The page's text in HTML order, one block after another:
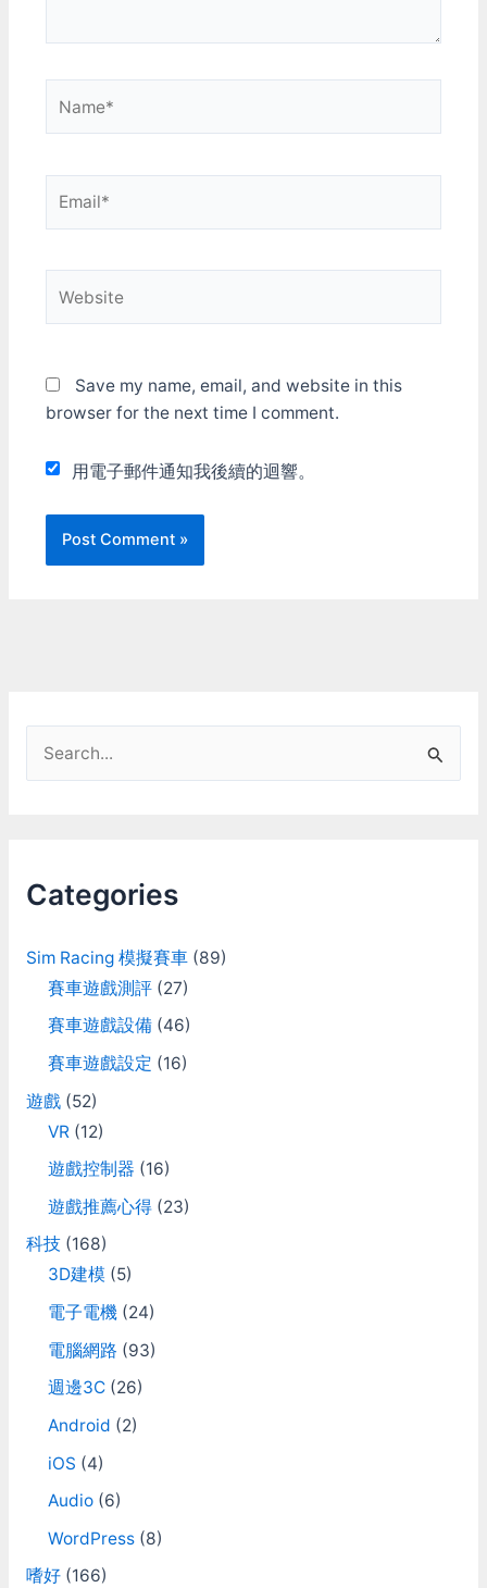
Save my name, email, and website in this
browser for the next time I comment.
用電子郵件通知我後續的迴響。
e
h
Categories
Sim Racing 模擬賽車(89)
賽車遊戲測評(27)
賽車遊戲設備(46)
賽車遊戲設定 (16)
遊戲(52)
VR (12)
遊戲控制器 (16)
遊戲推薦心得(23)
科技(168)
3D建模 (5)
電子電機(24)
電腦網路 (93)
週邊3C(26)
Android (2)
iOS (4)
Audio(6)
WordPress(8)
嗜好(166)